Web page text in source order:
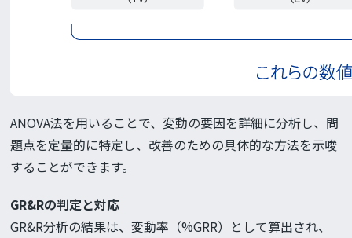
ANOVA法を用いることで、変動の要因を詳細に分析し、問
題点を定量的に特定し、改善のための具体的な方法を示唆
することができます。
GR&Rの判定と対応
GR&R分析の結果は、変動率（%GRR）として算出され、